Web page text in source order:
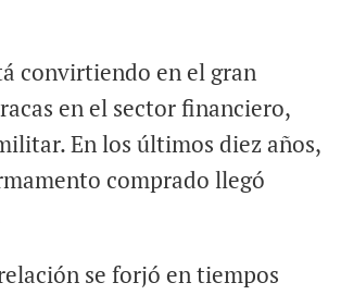
convirtiendo en el gran
en el sector financiero,
En los últimos diez años,
comprado llegó
se forjó en tiempos